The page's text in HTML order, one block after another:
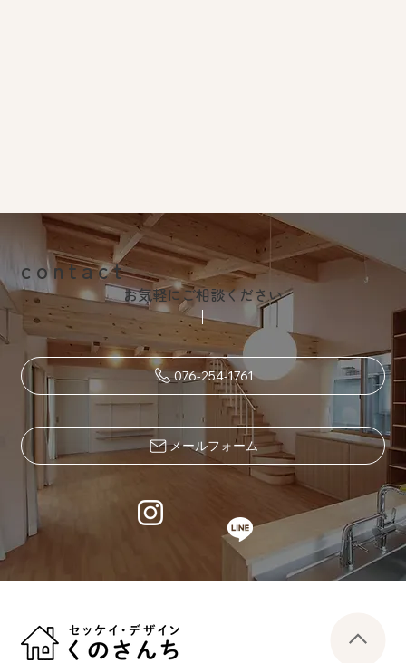
contact
お気軽にご相談ください
076-254-1761
メールフォーム